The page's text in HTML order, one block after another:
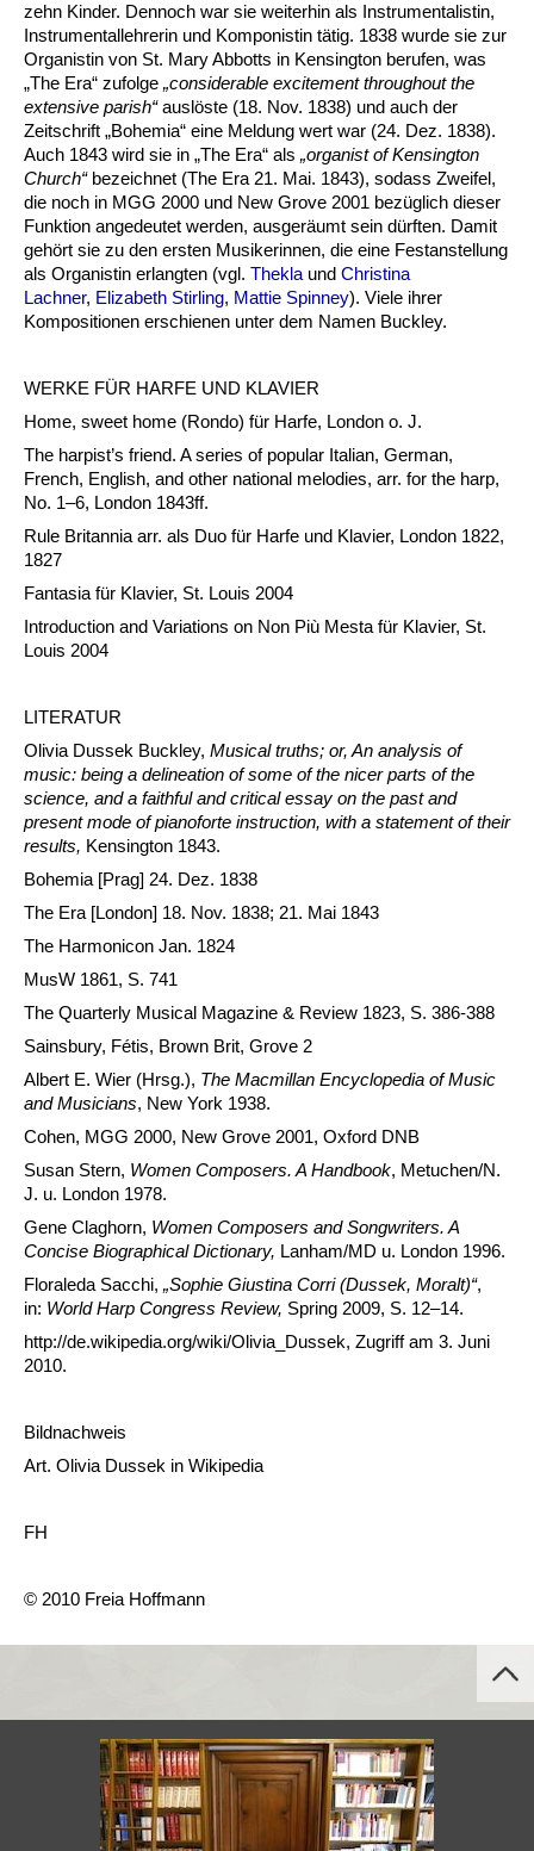
zehn Kinder. Dennoch war sie weiterhin als Instrumentalistin,
Instrumentallehrerin und Komponistin tätig. 1838 wurde sie zur
Organistin von St. Mary Abbotts in Kensington berufen, was
„The Era“ zufolge „considerable excitement throughout the
extensive parish“auslöste (18. Nov. 1838) und auch der
Zeitschrift „Bohemia“ eine Meldung wert war (24. Dez. 1838).
Auch 1843 wird sie in „The Era“ als „organist of Kensington
Church“ bezeichnet (The Era 21. Mai. 1843), sodass Zweifel,
die noch in MGG 2000 und New Grove 2001 bezüglich dieser
Funktion angedeutet werden, ausgeräumt sein dürften. Damit
gehört sie zu den ersten Musikerinnen, die eine Festanstellung
als Organistin erlangten (vgl. Thekla und Christina
Lachner, Elizabeth Stirling, Mattie Spinney). Viele ihrer
Kompositionen erschienen unter dem Namen Buckley.
WERKE FÜR HARFE UND KLAVIER
Home, sweet home (Rondo) für Harfe, London o. J.
The harpist’s friend. A series of popular Italian, German,
French, English, and other national melodies, arr. for the harp,
No. 1–6, London 1843ff.
Rule Britannia arr. als Duo für Harfe und Klavier, London 1822,
1827
Fantasia für Klavier, St. Louis 2004
Introduction and Variations on Non Più Mesta für Klavier, St.
Louis 2004
LITERATUR
Olivia Dussek Buckley, Musical truths; or, An analysis of
music: being a delineation of some of the nicer parts of the
science, and a faithful and critical essay on the past and
present mode of pianoforte instruction, with a statement of their
results, Kensington 1843.
Bohemia [Prag] 24. Dez. 1838
The Era [London] 18. Nov. 1838; 21. Mai 1843
The Harmonicon Jan. 1824
MusW 1861, S. 741
The Quarterly Musical Magazine & Review 1823, S. 386-388
Sainsbury, Fétis, Brown Brit, Grove 2
Albert E. Wier (Hrsg.), The Macmillan Encyclopedia of Music
and Musicians, New York 1938.
Cohen, MGG 2000, New Grove 2001, Oxford DNB
Susan Stern, Women Composers. A Handbook, Metuchen/N.
J. u. London 1978.
Gene Claghorn, Women Composers and Songwriters. A
Concise Biographical Dictionary, Lanham/MD u. London 1996.
Floraleda Sacchi, „Sophie Giustina Corri (Dussek, Moralt)“,
in: World Harp Congress Review, Spring 2009, S. 12–14.
http://de.wikipedia.org/wiki/Olivia_Dussek, Zugriff am 3. Juni
2010.
Bildnachweis
Art. Olivia Dussek in Wikipedia
FH
© 2010 Freia Hoffmann